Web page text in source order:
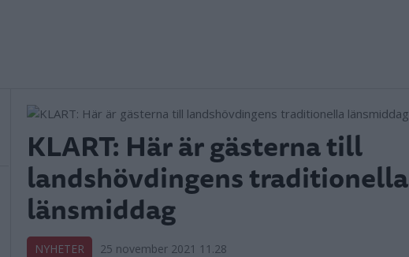
KLART: Här är gästerna till
landshövdingens traditionella
länsmiddag
NYHETER 25 november 2021 11.28